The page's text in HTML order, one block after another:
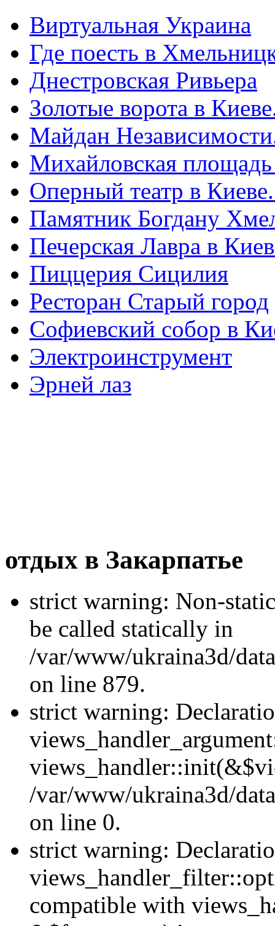
Виртуальная Украина
Где поесть в
Днестровская Ривьера
Золотые ворота в
Майдан
Михайловская
Оперный театр в
Памятник Богдану
Печерская Лавра в
Пиццерия Сицилия
Ресторан Старый город
Софиевский собор в
Электроинструмент
Эрней лаз
отдых в Закарпатье
strict warning: Non-
be called statically in
/var/www/ukraina3d/
on line 879.
strict warning:
/var/www/ukraina3d/
on line 0.
strict warning:
compatible with